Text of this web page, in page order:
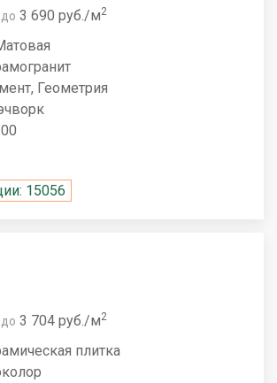
до 3 690 руб./м2
Геометрия
15056
до 3 704 руб./м2
плитка